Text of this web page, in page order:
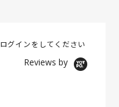
ログイン をしてください
Reviews by